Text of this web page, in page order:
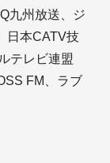
九州放送、ジ
日本CATV技
テレビ連盟
FM、ラブ